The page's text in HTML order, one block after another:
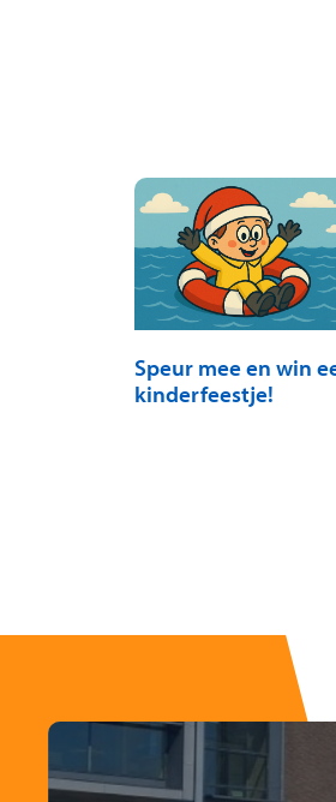
Speur mee en win
kinderfeestje!